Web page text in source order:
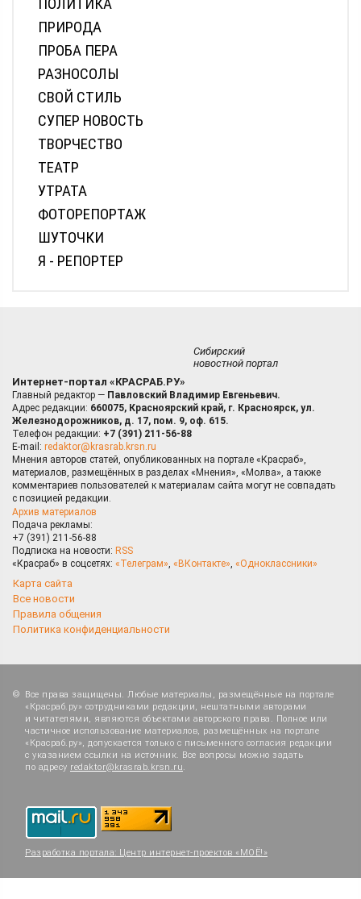
ПОЛИТИКА
ПРИРОДА
ПРОБА ПЕРА
РАЗНОСОЛЫ
СВОЙ СТИЛЬ
СУПЕР НОВОСТЬ
ТВОРЧЕСТВО
ТЕАТР
УТРАТА
ФОТОРЕПОРТАЖ
ШУТОЧКИ
Я - РЕПОРТЕР
Сибирский
новостной портал
Интернет-портал «КРАСРАБ.РУ»
Главный редактор — Павловский Владимир Евгеньевич.
Адрес редакции: 660075, Красноярский край, г. Красноярск, ул.
Железнодорожников, д. 17, пом. 9, оф. 615.
Телефон редакции: +7 (391) 211-56-88
E-mail: redaktor@krasrab.krsn.ru
Мнения авторов статей, опубликованных на портале «Красраб»,
материалов, размещённых в разделах «Мнения», «Молва», а также
комментариев пользователей к материалам сайта могут не совпадать
с позицией редакции.
Архив материалов
Подача рекламы:
+7 (391) 211-56-88
Подписка на новости: RSS
«Красраб» в соцсетях: «Телеграм», «ВКонтакте», «Одноклассники»
Карта сайта
Все новости
Правила общения
Политика конфиденциальности
Все права защищены. Любые материалы, размещённые на портале
«Красраб.ру» сотрудниками редакции, нештатными авторами
и читателями, являются объектами авторского права. Полное или
частичное использование материалов, размещённых на портале
«Красраб.ру», допускается только с письменного согласия редакции
с указанием ссылки на источник. Все вопросы можно задать
по адресу redaktor@krasrab.krsn.ru.
Разработка портала: Центр интернет-проектов «МОЁ!»